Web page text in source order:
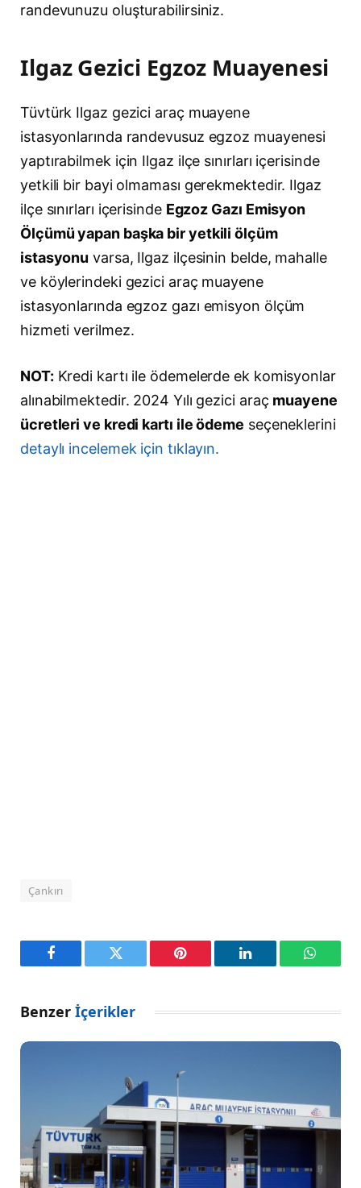
randevunuzu oluşturabilirsiniz.
Ilgaz Gezici Egzoz Muayenesi
Tüvtürk Ilgaz gezici araç muayene
istasyonlarında randevusuz egzoz muayenesi
yaptırabilmek için Ilgaz ilçe sınırları içerisinde
yetkili bir bayi olmaması gerekmektedir. Ilgaz
ilçe sınırları içerisinde Egzoz Gazı Emisyon
Ölçümü yapan başka bir yetkili ölçüm
istasyonu varsa, Ilgaz ilçesinin belde, mahalle
ve köylerindeki gezici araç muayene
istasyonlarında egzoz gazı emisyon ölçüm
hizmeti verilmez.
NOT: Kredi kartı ile ödemelerde ek komisyonlar
alınabilmektedir. 2024 Yılı gezici araç muayene
ücretleri ve kredi kartı ile ödeme seçeneklerini
detaylı incelemek için tıklayın.
Çankırı
Facebook Twitter Pinterest LinkedIn
Benzer İçerikler